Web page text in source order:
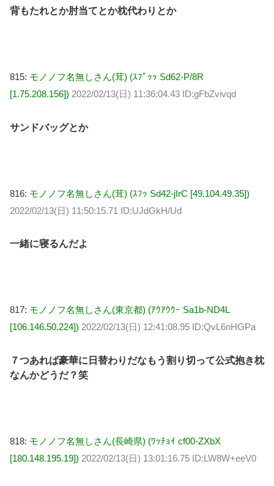
背もたれとか肘当てとか枕代わりとか
815: モノノフ名無しさん(茸) (ｽﾌﾟｯｯ Sd62-P/8R
[1.75.208.156]) 2022/02/13(日) 11:36:04.43 ID:gFbZvivqd
サンドバッグとか
816: モノノフ名無しさん(茸) (ｽﾌｯ Sd42-jIrC [49.104.49.35])
2022/02/13(日) 11:50:15.71 ID:UJdGkH/Ud
一緒に寝るんだよ
817: モノノフ名無しさん(東京都) (ｱｳｱｳｳｰ Sa1b-ND4L
[106.146.50.224]) 2022/02/13(日) 12:41:08.95 ID:QvL6nHGPa
７つあれば豪華に日替わりだなもう割り切って公式抱き枕
なんかどうだ？笑
818: モノノフ名無しさん(長崎県) (ﾜｯﾁｮｲ cf00-ZXbX
[180.148.195.19]) 2022/02/13(日) 13:01:16.75 ID:LW8W+eeV0